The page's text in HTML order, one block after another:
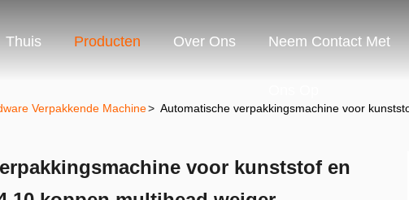
Thuis Producten Over Ons Neem Contact Met
Verpakkende Machine> Automatische verpakkingsmachine voor
voor kunststof en